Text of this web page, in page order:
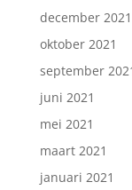
december 2021
oktober 2021
september
juni 2021
mei 2021
maart 2021
januari 2021